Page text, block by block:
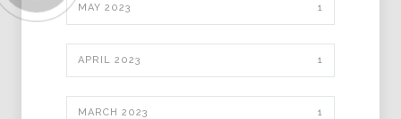
MAY 2023 1
APRIL 2023 1
MARCH 2023 1